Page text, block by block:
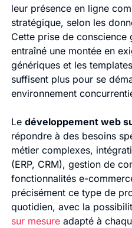
leur présence en ligne
stratégique, selon les
Cette prise de conscience
entraîné une montée en
génériques et les
suffisent plus pour se
environnement
Le développement web
répondre à des besoins
métier complexes,
(ERP, CRM), gestion de
fonctionnalités e-
précisément ce type de
quotidien, avec la
sur mesureadapté à